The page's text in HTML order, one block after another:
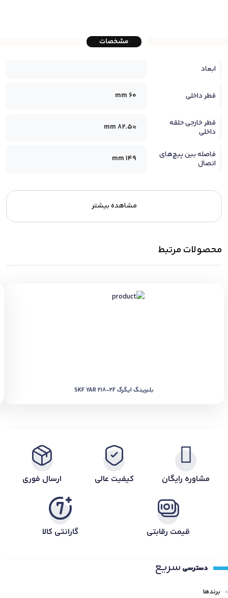
مشخصات
ابعاد
قطر داخلی 60 mm
قطر خارجی حلقه
داخلی
≈82.5 mm
فاصله بین پیچ‌های
اتصال
149 mm
مشاهده بیشتر
محصولات مرتبط
بلبرینگ ایگرگ SKF YAR 218-2F
مشاوره رایگان کیفیت عالی ارسال فوری
قیمت رقابتی گارانتی کالا
دسترسی سریع
برندها